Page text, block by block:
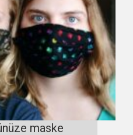
maske